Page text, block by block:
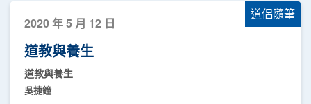
道侶隨筆
2020 年 5 月 12 日
道教與養生
道教與養生
吳捷鐘